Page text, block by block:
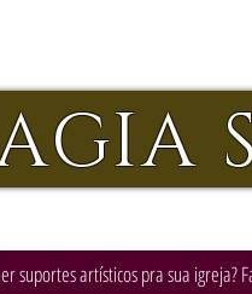
suportes artísticos pra sua igreja?